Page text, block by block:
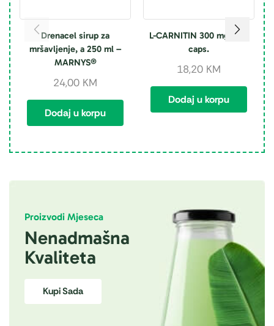
Drenacel sirup za
mršavljenje, a 250 ml –
MARNYS®
24,00 KM
Dodaj u korpu
L-CARNITIN 300 mg a 60
caps.
18,20 KM
Dodaj u korpu
Proizvodi Mjeseca
Nenadmašna
Kvaliteta
Kupi Sada